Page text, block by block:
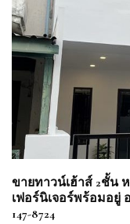
ขายทาวน์เฮ้าส์ 2ชั้น
เฟอร์นิเจอร์พร้อมอยู่
147-8724